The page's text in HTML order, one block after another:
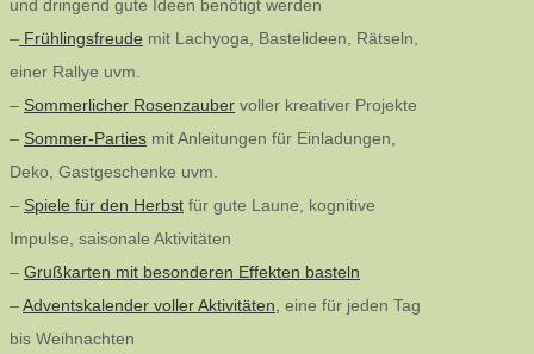
und dringend gute Ideen benötigt werden
– Frühlingsfreude mit Lachyoga, Bastelideen, Rätseln,
einer Rallye uvm.
– Sommerlicher Rosenzauber voller kreativer Projekte
– Sommer-Parties mit Anleitungen für Einladungen,
Deko, Gastgeschenke uvm.
– Spiele für den Herbst für gute Laune, kognitive
Impulse, saisonale Aktivitäten
– Grußkarten mit besonderen Effekten basteln
–Adventskalender voller Aktivitäten, eine für jeden Tag
bis Weihnachten